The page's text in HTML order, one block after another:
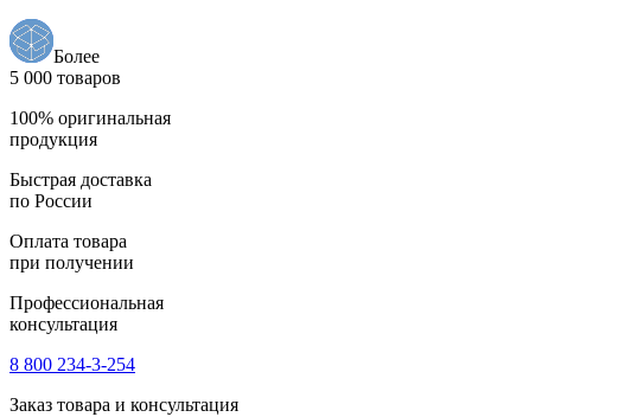
Более
5 000 товаров
100% оригинальная
продукция
Быстрая доставка
по России
Оплата товара
при получении
Профессиональная
консультация
8 800 234-3-254
Заказ товара и консультация